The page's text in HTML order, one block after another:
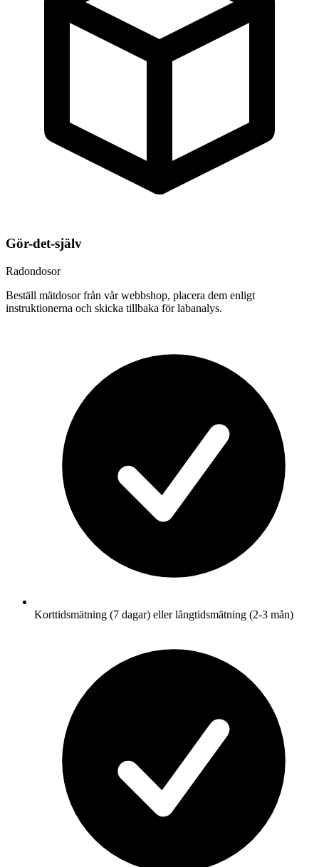
Gör-det-själv
Radondosor
Beställ mätdosor från vår webbshop, placera dem enligt
instruktionerna och skicka tillbaka för labanalys.
Korttidsmätning (7 dagar) eller långtidsmätning (2-3 mån)